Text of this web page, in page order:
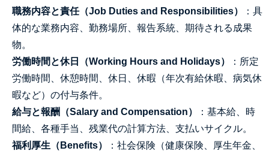
職務内容と責任（Job Duties and Responsibilities）
：具
体的な業務内容、勤務場所、報告系統、期待される成果
物。
労働時間と休日（Working Hours and Holidays）
：所定
労働時間、休憩時間、休日、休暇（年次有給休暇、病気休
暇など）の付与条件。
給与と報酬（Salary and Compensation）
：基本給、時
間給、各種手当、残業代の計算方法、支払いサイクル。
福利厚生（Benefits）
：社会保険（健康保険、厚生年金、